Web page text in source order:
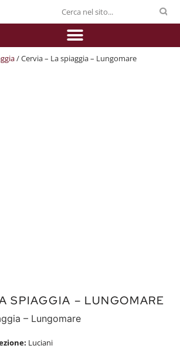
/ Cervia – La spiaggia – Lungomare
SPIAGGIA – LUNGOMARE
– Lungomare
Luciani